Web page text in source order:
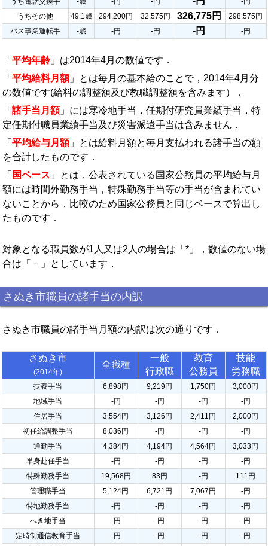
うちその他
49.1歳 294,200円 32,575円 326,775円
298,575円
バス事業運転手
-歳 -円 -円 -円 -円
「 平均年齢 」は2014年4月の数値です．
「 平均給料月額」とは毎月の基本給のことで，2014年4月分
の数値です(給料の調整額及び教職調整額を含みます）．
「 諸手当月額」には寒冷地手当，任期付研究員業績手当，特
定任期付職員業績手当及び災害派遣手当は含みません．
「 平均給与月額」とは給料月額と毎月支払われる諸手当の額
を合計したものです．
「 国ベース 」とは，公表されている国家公務員の平均給与月
額には時間外勤務手当，特殊勤務手当等の手当が含まれてい
ないことから，比較のため国家公務員と同じベースで算出し
たものです．
対象となる職員数が1人又は2人の場合は「*」，数値のない場
合は「－」としています．
さぬき市職員の諸手当の内訳
さぬき市職員の諸手当月額の内訳は次の通りです．
さぬき市
(2014年)
全職種
一般
行政職
教育
公務員
技能
労務職
扶養手当 6,898円 9,219円 1,750円
3,000円
地域手当
-円 -円 -円
-円
住居手当
3,554円 3,126円 2,411円
2,000円
初任給調整手当
8,036円 -円 -円
-円
通勤手当
4,384円 4,194円 4,564円
3,033円
単身赴任手当
-円 -円 -円
-円
特殊勤務手当
19,568円 83円 -円
111円
管理職手当
5,124円 6,721円 7,067円
-円
特地勤務手当
-円 -円 -円
-円
へき地手当
-円 -円 -円
-円
定時制通信教育手当
-円 -円 -円
-円